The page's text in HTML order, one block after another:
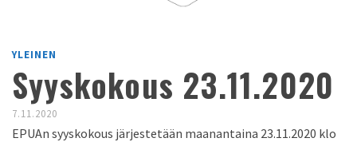
YLEINEN
Syyskokous 23.11.2020
7.11.2020
EPUAn syyskokous järjestetään maanantaina 23.11.2020 klo